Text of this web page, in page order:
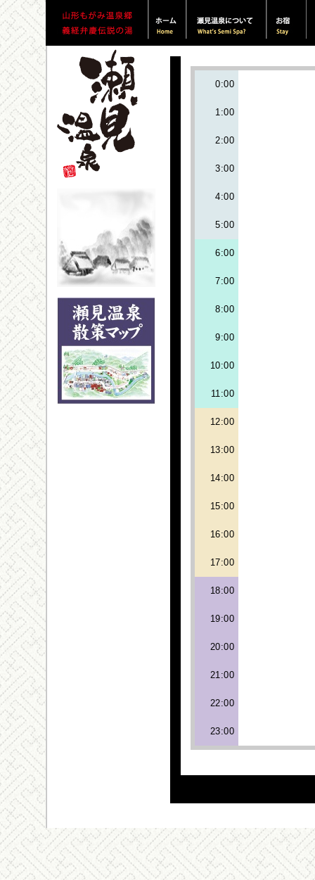
0:00
1:00
2:00
3:00
4:00
5:00
6:00
7:00
8:00
9:00
10:00
11:00
12:00
13:00
14:00
15:00
16:00
17:00
18:00
19:00
20:00
21:00
22:00
23:00